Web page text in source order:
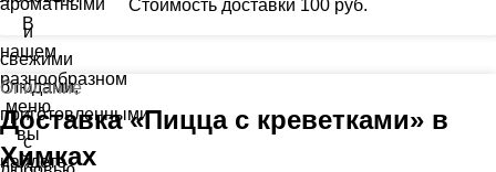
Стоимость доставки 100 руб.
Описание
Доставка «Пицца с креветками» в
Химках